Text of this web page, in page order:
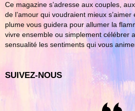
Ce magazine s’adresse aux couples,
de l’amour qui voudraient mieux
plume vous guidera pour allumer la
vivre ensemble ou simplement célébrer
sensualité les sentiments qui vous
SUIVEZ-NOUS